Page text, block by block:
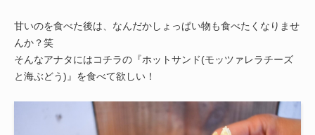
甘いのを食べた後は、なんだかしょっぱい物も食べたくなりませ
んか？笑
そんなアナタにはコチラの『ホットサンド(モッツァレラチーズ
と海ぶどう)』を食べて欲しい！